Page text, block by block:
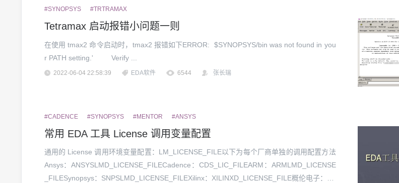
#SYNOPSYS #TRTRAMAX
Tetramax 启动报错小问题一则
在使用 tmax2 命令启动时，tmax2 报错如下ERROR: $SYNOPSYS/bin was not found in you
r PATH setting.' Verify ...
2022-06-04 22:58:39 EDA软件 6544 张长瑞
#CADENCE #SYNOPSYS #MENTOR #ANSYS
常用 EDA 工具 License 调用变量配置
通用的 License 调用环境变量配置：LM_LICENSE_FILE以下为每个厂商单独的调用配置方法
Ansys：ANSYSLMD_LICENSE_FILECadence：CDS_LIC_FILEARM：ARMLMD_LICENSE
_FILESynopsys：SNPSLMD_LICENSE_FILEXilinx：XILINXD_LICENSE_FILE概伦电子：PP